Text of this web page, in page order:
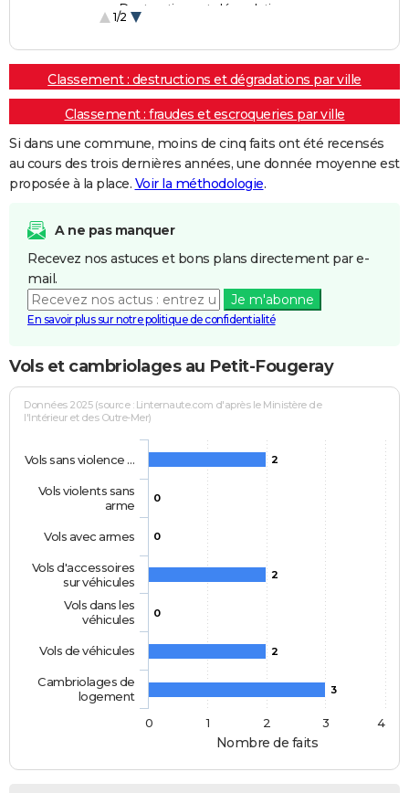
Destructions et dégradations
1/2
Classement : destructions et dégradations par ville
Classement : fraudes et escroqueries par ville
Si dans une commune, moins de cinq faits ont été recensés
au cours des trois dernières années, une donnée moyenne est
proposée à la place. Voir la méthodologie.
A ne pas manquer
Recevez nos astuces et bons plans directement par e-
mail.
Je m'abonne
En savoir plus sur notre politique de confidentialité
Vols et cambriolages au Petit-Fougeray
Nombre de faits
Données 2025 (source : Linternaute.com d'après le Ministère de
l'Intérieur et des Outre-Mer)
2
0
0
2
0
2
3
Vols sans violence …
Vols violents sans
arme
Vols avec armes
Vols d'accessoires
sur véhicules
Vols dans les
véhicules
Vols de véhicules
Cambriolages de
logement
0
1 2 3 4